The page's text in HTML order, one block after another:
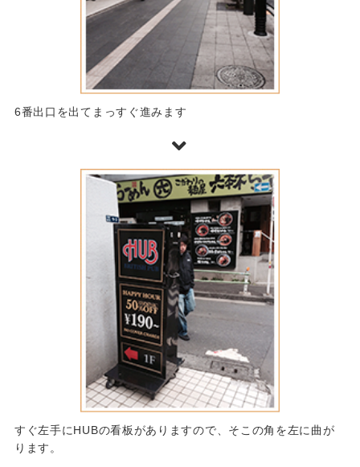
6番出口を出てまっすぐ進みます
すぐ左手にHUBの看板がありますので、そこの角を左に曲が
ります。